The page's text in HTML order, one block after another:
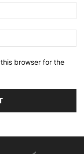
browser for the